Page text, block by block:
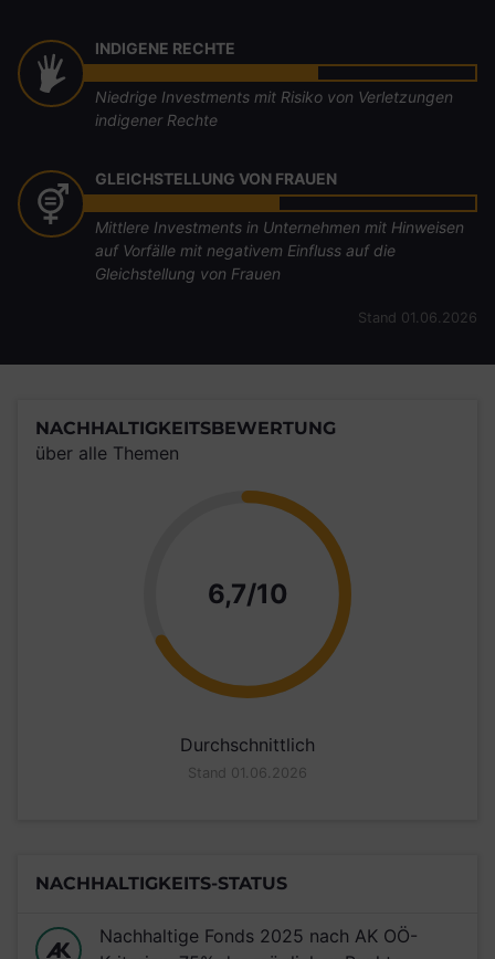
INDIGENE RECHTE
Niedrige Investments mit Risiko von Verletzungen
indigener Rechte
GLEICHSTELLUNG VON FRAUEN
Mittlere Investments in Unternehmen mit Hinweisen
auf Vorfälle mit negativem Einfluss auf die
Gleichstellung von Frauen
Stand 01.06.2026
NACHHALTIGKEITSBEWERTUNG
über alle Themen
6,7/10 Punkte
Durchschnittlich
Stand 01.06.2026
NACHHALTIGKEITS-STATUS
Nachhaltige Fonds 2025 nach AK OÖ-